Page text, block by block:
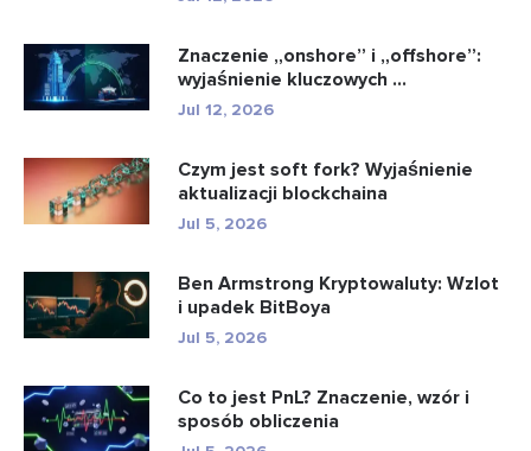
Znaczenie „onshore” i „offshore”:
wyjaśnienie kluczowych ...
Jul 12, 2026
Czym jest soft fork? Wyjaśnienie
aktualizacji blockchaina
Jul 5, 2026
Ben Armstrong Kryptowaluty: Wzlot
i upadek BitBoya
Jul 5, 2026
Co to jest PnL? Znaczenie, wzór i
sposób obliczenia